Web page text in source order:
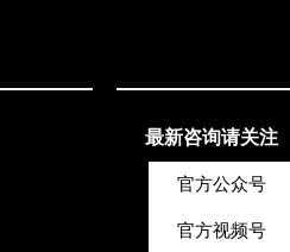
最新咨询请关注
官方公众号
官方视频号